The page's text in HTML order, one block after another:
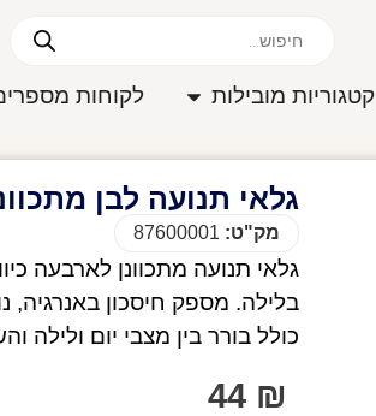
קטגוריות מובילות לקוחות
גלאי תנועה לבן מתכוונן 4
מק"ט: 87600001
גלאי תנועה מתכוונן לארבעה
כולל בורר בין מצבי יום ולילה
44 ₪